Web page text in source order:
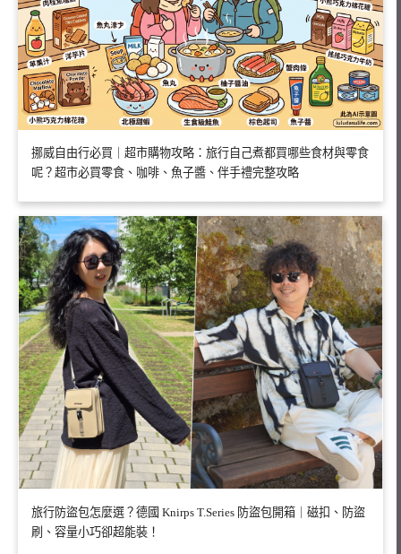
挪威自由行必買｜超市購物攻略：旅行自己煮都買哪些食材與零食
呢？超市必買零食、咖啡、魚子醬、伴手禮完整攻略
旅行防盜包怎麼選？德國 Knirps T.Series 防盜包開箱｜磁扣、防盜
刷、容量小巧卻超能裝！